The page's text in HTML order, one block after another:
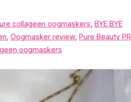
collageen oogmaskers BYE BYE
Oogmasker review, Pure Beauty PR
oogmaskers